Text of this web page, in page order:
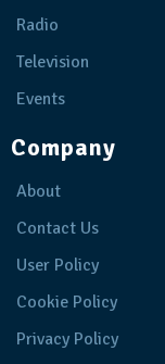
Radio
Television
Events
Company
About
Contact Us
User Policy
Cookie Policy
Privacy Policy